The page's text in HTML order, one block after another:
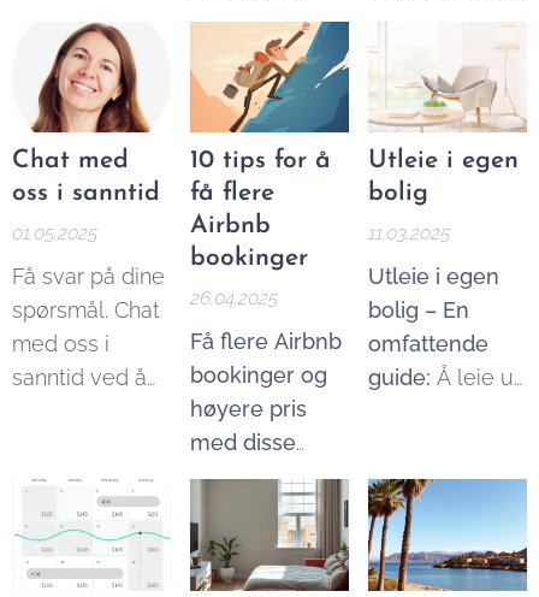
skatteregler.
Ved å bruke
vår enkle
Airbnb
kalkulator
nedenfor, kan
du selv finne ut
hvor mye man
kan tjene på
Airbnb:...
bookingmuligheter
– uten å være
avhengig av
tredjepartsplattformer
som Airbnb
eller
kan være høye
og kontrollen
begrenset.
person. I denne
enkle guiden
forklarer vi
hvordan.
2025, og denne
gangen satser
plattformen på
mer enn bare
overnatting.
Chat med
oss i sanntid
01.05.2025
Få svar på dine
spørsmål. Chat
med oss i
sanntid ved å
denne siden.
10 tips for å
få flere
Airbnb
bookinger
26.04.2025
Få flere Airbnb
bookinger og
høyere pris
med disse
enkle triksene.
Å lykkes som
Airbnb-vert
handler om
Utleie i egen
bolig
11.03.2025
Utleie i egen
bolig – En
omfattende
guide: Å leie ut
en god måte å
redusere
boutgifter på
eller tjene